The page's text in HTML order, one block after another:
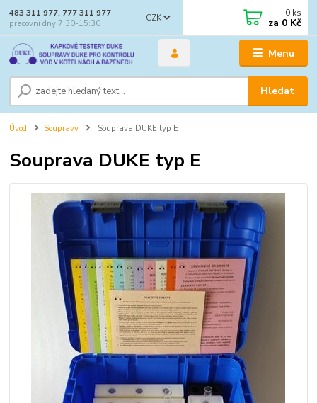
Menu
CZK
Hledat
483 311 977, 777 311 977
pracovní dny 7:30-15:30
0 ks
za 0 Kč
Úvod Soupravy Souprava DUKE typ E
Souprava DUKE typ E